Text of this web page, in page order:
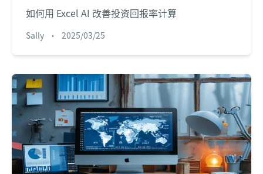
如何用 Excel AI 改善投资回报率计算
Sally • 2025/03/25